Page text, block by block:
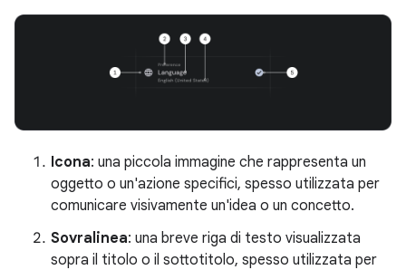
Icona: una piccola immagine che rappresenta un
oggetto o un'azione specifici, spesso utilizzata per
comunicare visivamente un'idea o un concetto.
Sovralinea: una breve riga di testo visualizzata
sopra il titolo o il sottotitolo, spesso utilizzata per